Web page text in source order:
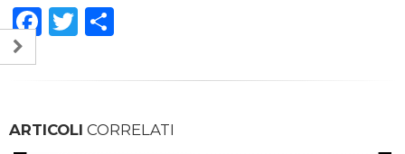
Facebook
Twitter
ARTICOLI CORRELATI